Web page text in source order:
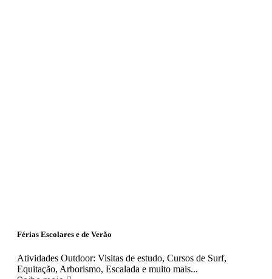
Férias Escolares e de Verão
Atividades Outdoor: Visitas de estudo, Cursos de Surf,
Equitação, Arborismo, Escalada e muito mais...